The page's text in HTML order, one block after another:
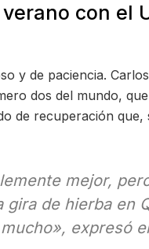
con el
y de paciencia.
dos del mundo,
de recuperación
mejor,
de hierba en
expresó